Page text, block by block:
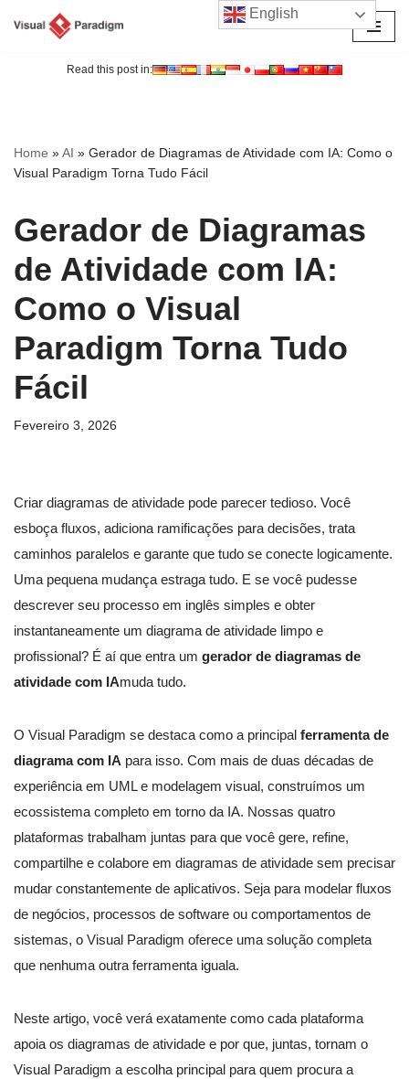
Read this post in:
Home »AI » Gerador de Diagramas de Atividade com IA: Como o
Visual Paradigm Torna Tudo Fácil
Gerador de Diagramas
de Atividade com IA:
Como o Visual
Paradigm Torna Tudo
Fácil
Fevereiro 3, 2026
Criar diagramas de atividade pode parecer tedioso. Você
esboça fluxos, adiciona ramificações para decisões, trata
caminhos paralelos e garante que tudo se conecte logicamente.
Uma pequena mudança estraga tudo. E se você pudesse
descrever seu processo em inglês simples e obter
instantaneamente um diagrama de atividade limpo e
profissional? É aí que entra um gerador de diagramas de
atividade com IAmuda tudo.
O Visual Paradigm se destaca como a principal ferramenta de
diagrama com IA para isso. Com mais de duas décadas de
experiência em UML e modelagem visual, construímos um
ecossistema completo em torno da IA. Nossas quatro
plataformas trabalham juntas para que você gere, refine,
compartilhe e colabore em diagramas de atividade sem precisar
mudar constantemente de aplicativos. Seja para modelar fluxos
de negócios, processos de software ou comportamentos de
sistemas, o Visual Paradigm oferece uma solução completa
que nenhuma outra ferramenta iguala.
Neste artigo, você verá exatamente como cada plataforma
apoia os diagramas de atividade e por que, juntas, tornam o
Visual Paradigm a escolha principal para quem procura a
English